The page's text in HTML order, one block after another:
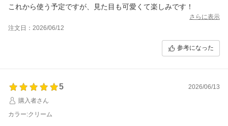
これから使う予定ですが、見た目も可愛くて楽しみです！
さらに表示
注文日：2026/06/12
参考になった
5
2026/06/13
購入者さん
カラー:クリーム